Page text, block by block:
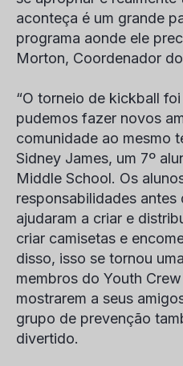
aconteça é um grande
programa aonde ele
Morton, Coordenador
“O torneio de kickball
pudemos fazer novos
comunidade ao mesmo
Sidney James, um 7º
Middle School. Os
responsabilidades
ajudaram a criar e
criar camisetas e
disso, isso se tornou
membros do Youth
mostrarem a seus
grupo de prevenção
divertido.